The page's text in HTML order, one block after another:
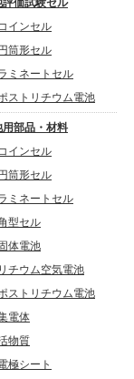
評価試験セル
インセル
円筒形セル
ミネートセル
ストリチウム電池
用部品・材料
インセル
円筒形セル
ミネートセル
型セル
固体電池
リチウム空気電池
ストリチウム電池
電体
物質
極シート